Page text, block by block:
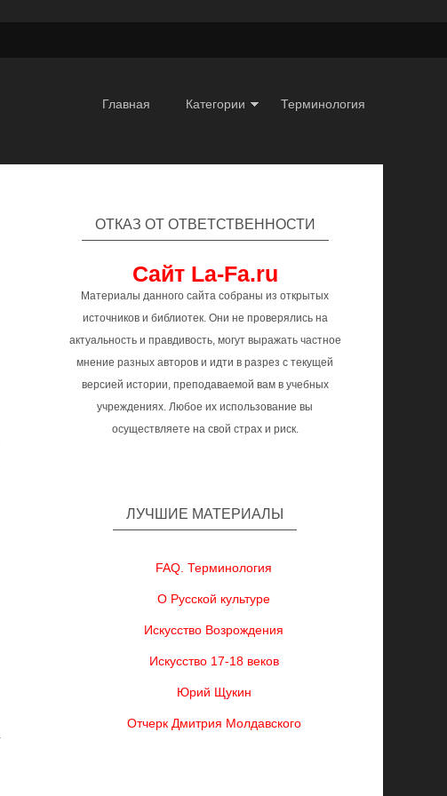
Главная Категории Терминология
ОТКАЗ ОТ ОТВЕТСТВЕННОСТИ
Сайт La-Fa.ru
Материалы данного сайта собраны из открытых
источников и библиотек. Они не проверялись на
актуальность и правдивость, могут выражать частное
мнение разных авторов и идти в разрез с текущей
версией истории, преподаваемой вам в учебных
учреждениях. Любое их использование вы
осуществляете на свой страх и риск.
ЛУЧШИЕ МАТЕРИАЛЫ
FAQ. Терминология
О Русской культуре
Искусство Возрождения
Искусство 17-18 веков
Юрий Щукин
Отчерк Дмитрия Молдавского